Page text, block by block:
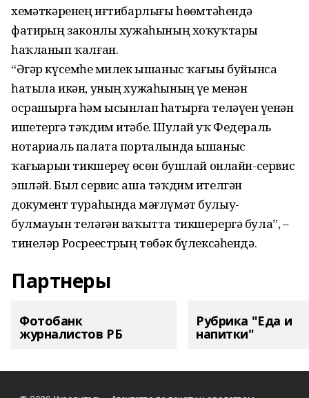
хеҙмәткәренең иғтибарлығы һөҙөмтәһендә
фатирҙың законлы хужаһының хоҡуҡтары
һаҡланып ҡалған.
“Әгәр күсемһеҙ милек ышаныс ҡағыҙы буйынса
һатыла икән, уның хужаһының үҙе менән
осрашырға һәм ысынлап һатырға теләүен үҙенән
ишетергә тәҡдим итәбеҙ. Шулай уҡ Федераль
нотариаль палата порталында ышаныс
ҡағыҙҙарын тикшереү өсөн бушлай онлайн-сервис
эшләй. Был сервис аша тәҡдим ителгән
документ тураһында мәғлүмәт булыу-
булмауын теләгән ваҡытта тикшерергә була”, –
тинеләр Росреестрҙың төбәк бүлексәһендә.
Партнеры
Фотобанк
журналистов РБ
Рубрика "Еда и
напитки"